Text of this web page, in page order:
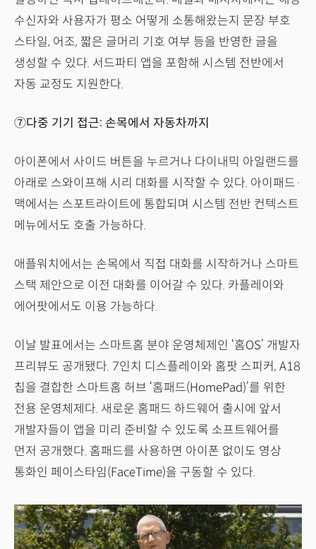
수신자와 사용자가 평소 어떻게 소통해왔는지 문장 부호
스타일, 어조, 짧은 글머리 기호 여부 등을 반영한 글을
생성할 수 있다. 서드파티 앱을 포함해 시스템 전반에서
자동 교정도 지원한다.
⑦다중 기기 접근: 손목에서 자동차까지
아이폰에서 사이드 버튼을 누르거나 다이내믹 아일랜드를
아래로 스와이프해 시리 대화를 시작할 수 있다. 아이패드·
맥에서는 스포트라이트에 통합되며 시스템 전반 컨텍스트
메뉴에서도 호출 가능하다.
애플워치에서는 손목에서 직접 대화를 시작하거나 스마트
스택 제안으로 이전 대화를 이어갈 수 있다. 카플레이와
에어팟에서도 이용 가능하다.
이날 발표에서는 스마트홈 분야 운영체제인 ‘홈OS’ 개발자
프리뷰도 공개됐다. 7인치 디스플레이와 홈팟 스피커, A18
칩을 결합한 스마트홈 허브 ‘홈패드(HomePad)’를 위한
전용 운영체제다. 새로운 홈패드 하드웨어 출시에 앞서
개발자들이 앱을 미리 준비할 수 있도록 소프트웨어를
먼저 공개했다. 홈패드를 사용하면 아이폰 없이도 영상
통화인 페이스타임(FaceTime)을 구동할 수 있다.